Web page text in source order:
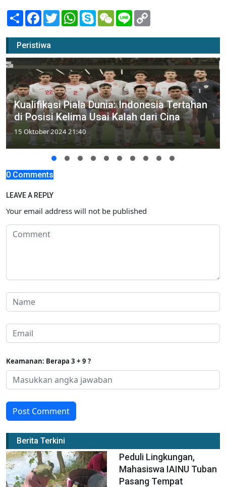
Share Facebook
TwitterWhatsApp
SkypeWeChatLine
Peristiwa
Kualifikasi Piala Dunia: Indonesia Tertahan
di Posisi Kelima Usai Kalah dari Cina
15 Oktober 2024 21:40
0 Comments
LEAVE A REPLY
Your email address will not be published
Keamanan: Berapa 3 + 9 ?
Post Comment
Berita Terkini
Peduli Lingkungan,
Mahasiswa IAINU Tuban
Pasang Tempat